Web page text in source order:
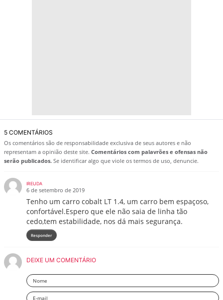
5 COMENTÁRIOS
Os comentários são de responsabilidade exclusiva de seus autores e não
representam a opinião deste site. Comentários com palavrões e ofensas não
serão publicados. Se identificar algo que viole os termos de uso, denuncie.
IREUDA
6 de setembro de 2019
Tenho um carro cobalt LT 1.4, um carro bem espaçoso,
confortável.Espero que ele não saia de linha tão
cedo,tem estabilidade, nos dá mais segurança.
Responder
DEIXE UM COMENTÁRIO
Nome
Email